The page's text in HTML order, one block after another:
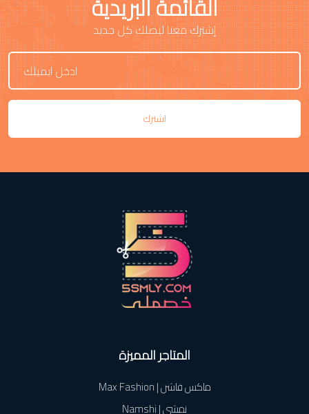
إشترك معنا ليصلك كل جديد
اشترك
المتاجر المميزة
ماكس فاشن | Max Fashion
نمشي | Namshi